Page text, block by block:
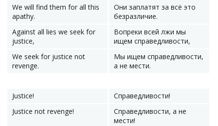
We will find them for all this
apathy.
Они заплатят за всё это
безразличие.
Against all lies we seek for
justice,
Вопреки всей лжи мы
ищем справедливости,
We seek for justice not
revenge.
Мы ищем справедливости,
а не мести.
Justice!
Справедливости!
Justice not revenge!
Справедливости, а не
мести!